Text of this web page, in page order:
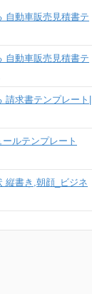
自動車販売見積書テ
自動車販売見積書テ
請求書テンプレート|
ルテンプレート
縦書き,朝顔_ビジネ